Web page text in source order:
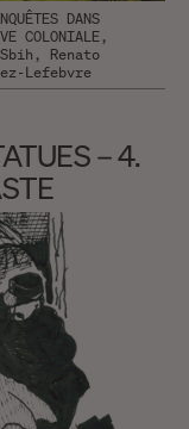
DANS
COLONIALE,
Renato
Lefebvre
– 4.